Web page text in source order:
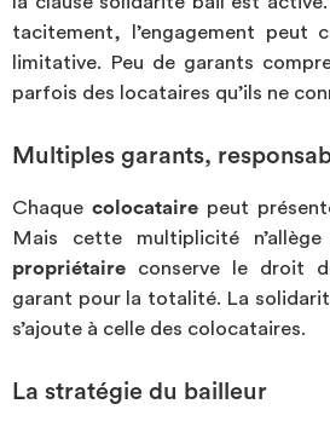
tacitement, l’engagement peut
limitative. Peu de garants
parfois des locataires qu’ils ne
Multiples garants,
Chaque colocatairepeut
Mais cette multiplicité
propriétaire conserve le droit
garant pour la totalité. La
s’ajoute à celle des colocataires.
La stratégie du bailleur